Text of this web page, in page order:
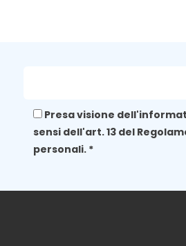
Presa visione
sensi dell'art. 13 del
personali. *